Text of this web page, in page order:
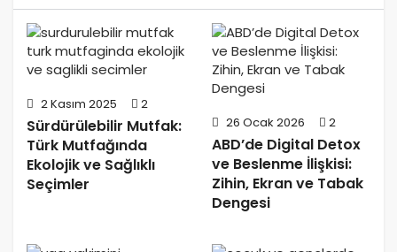
2 Kasım 2025 2
Sürdürülebilir Mutfak:
Türk Mutfağında
Ekolojik ve Sağlıklı
Seçimler
26 Ocak 2026 2
ABD’de Digital Detox
ve Beslenme İlişkisi:
Zihin, Ekran ve Tabak
Dengesi